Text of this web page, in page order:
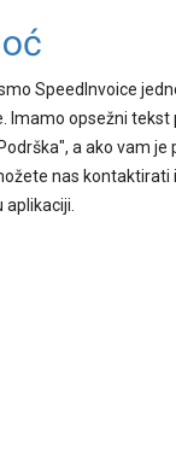
SpeedInvoice
Imamo opsežni tekst
a ako vam je
nas kontaktirati
aplikaciji.